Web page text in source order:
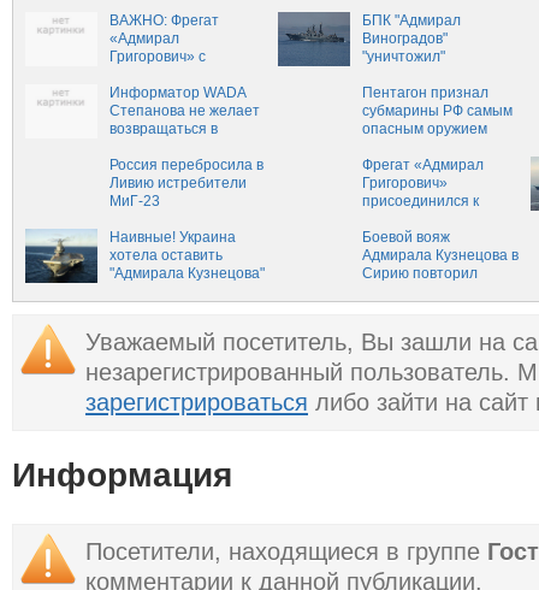
ВАЖНО: Фрегат
«Адмирал
Григорович» с
переброшен к
берегам Сирии
БПК "Адмирал
Виноградов"
"уничтожил"
недалеко от
Приморья
Информатор WADA
Степанова не желает
возвращаться в
Пентагон признал
субмарины РФ самым
опасным оружием
Россия перебросила в
Ливию истребители
МиГ-23
Фрегат «Адмирал
Григорович»
присоединился к
берегов Сирии
Наивные! Украина
хотела оставить
"Адмирала Кузнецова"
Боевой вояж
Адмирала Кузнецова в
Сирию повторил
Уважаемый посетитель, Вы зашли на
незарегистрированный
зарегистрироваться либо зайти на
Информация
Посетители, находящиеся в группе
комментарии к данной публикации.